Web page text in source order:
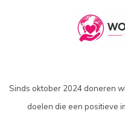
Sinds oktober 2024 doneren
doelen die een positieve